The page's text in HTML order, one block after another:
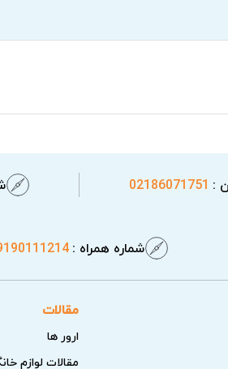
:
02186071751
شماره همراه :
مقالات
ارور ها
مقالات لوازم